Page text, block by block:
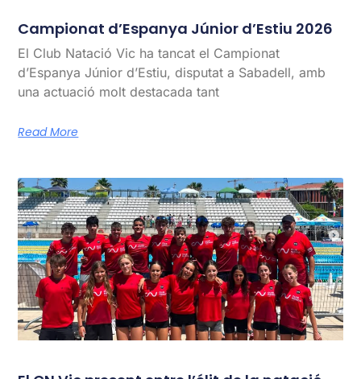
Campionat d’Espanya Júnior d’Estiu 2026
El Club Natació Vic ha tancat el Campionat
d’Espanya Júnior d’Estiu, disputat a Sabadell, amb
una actuació molt destacada tant
Read More